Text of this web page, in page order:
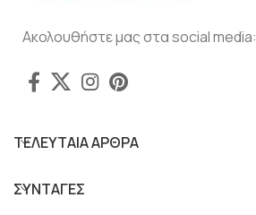
Ακολουθήστε μας στα social media:
ΤΕΛΕΥΤΑΙΑ ΑΡΘΡΑ
ΣΥΝΤΑΓΕΣ